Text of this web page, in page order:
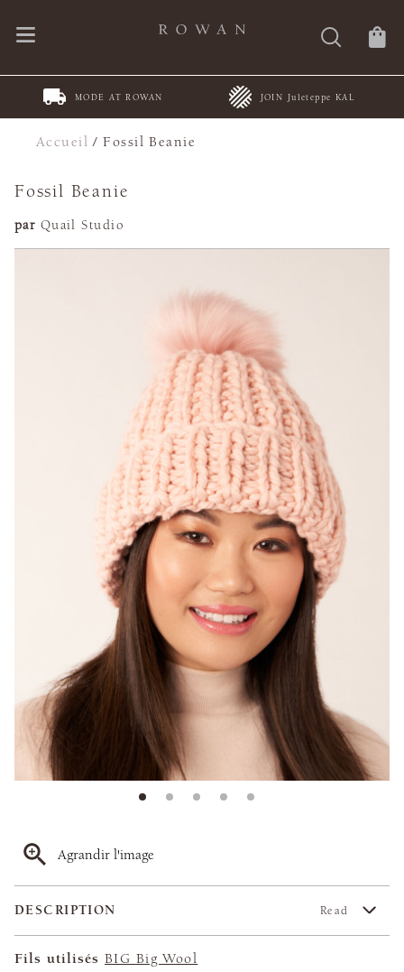
MODE AT ROWAN JOIN Juleteppe KAL
Accueil /Fossil Beanie
Fossil Beanie
par Quail Studio
Agrandir l'image
DESCRIPTION Read
Fils utilisés BIG Big Wool